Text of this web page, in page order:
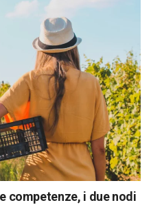
competenze, i due nodi